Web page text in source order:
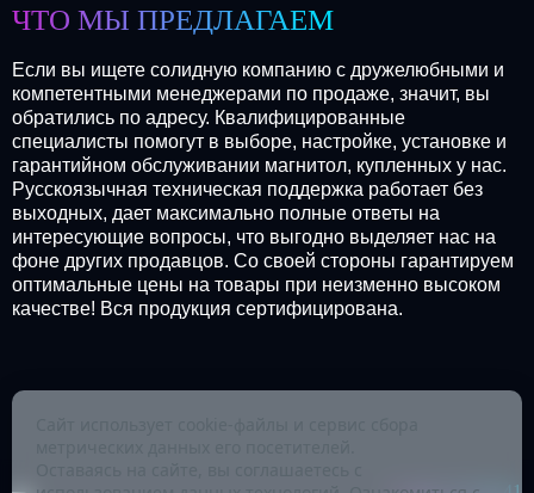
ЧТО МЫ ПРЕДЛАГАЕМ
Если вы ищете солидную компанию с дружелюбными и
компетентными менеджерами по продаже, значит, вы
обратились по адресу. Квалифицированные
специалисты помогут в выборе, настройке, установке и
гарантийном обслуживании магнитол, купленных у нас.
Русскоязычная техническая поддержка работает без
выходных, дает максимально полные ответы на
интересующие вопросы, что выгодно выделяет нас на
фоне других продавцов. Со своей стороны гарантируем
оптимальные цены на товары при неизменно высоком
качестве! Вся продукция сертифицирована.